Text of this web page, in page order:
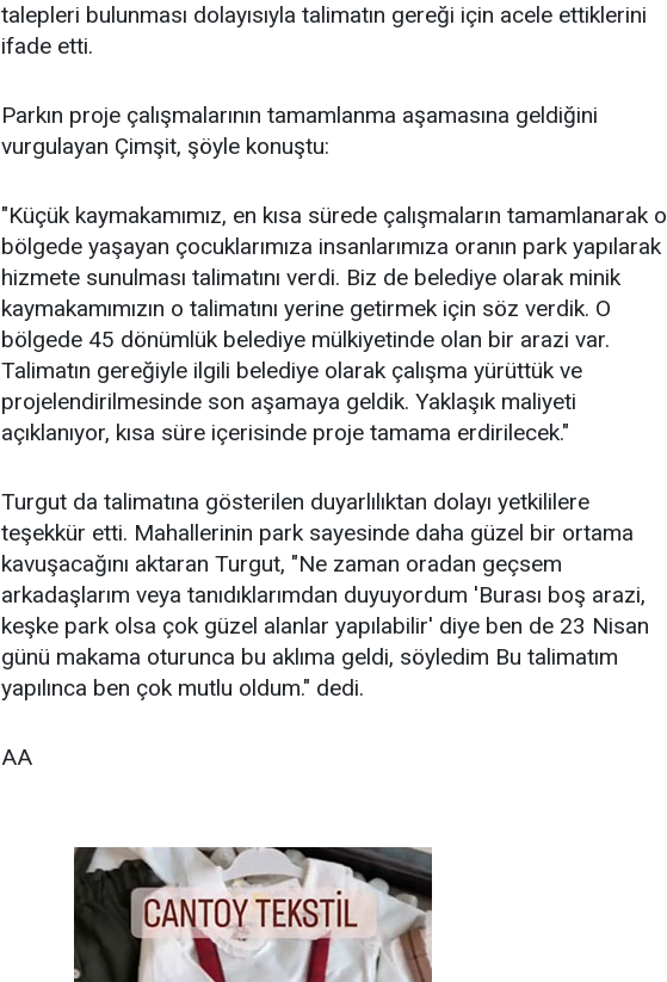
talepleri bulunması dolayısıyla talimatın gereği için acele ettiklerini
ifade etti.
Parkın proje çalışmalarının tamamlanma aşamasına geldiğini
vurgulayan Çimşit, şöyle konuştu:
"Küçük kaymakamımız, en kısa sürede çalışmaların tamamlanarak o
bölgede yaşayan çocuklarımıza insanlarımıza oranın park yapılarak
hizmete sunulması talimatını verdi. Biz de belediye olarak minik
kaymakamımızın o talimatını yerine getirmek için söz verdik. O
bölgede 45 dönümlük belediye mülkiyetinde olan bir arazi var.
Talimatın gereğiyle ilgili belediye olarak çalışma yürüttük ve
projelendirilmesinde son aşamaya geldik. Yaklaşık maliyeti
açıklanıyor, kısa süre içerisinde proje tamama erdirilecek."
Turgut da talimatına gösterilen duyarlılıktan dolayı yetkililere
teşekkür etti. Mahallerinin park sayesinde daha güzel bir ortama
kavuşacağını aktaran Turgut, "Ne zaman oradan geçsem
arkadaşlarım veya tanıdıklarımdan duyuyordum 'Burası boş arazi,
keşke park olsa çok güzel alanlar yapılabilir' diye ben de 23 Nisan
günü makama oturunca bu aklıma geldi, söyledim Bu talimatım
yapılınca ben çok mutlu oldum." dedi.
AA